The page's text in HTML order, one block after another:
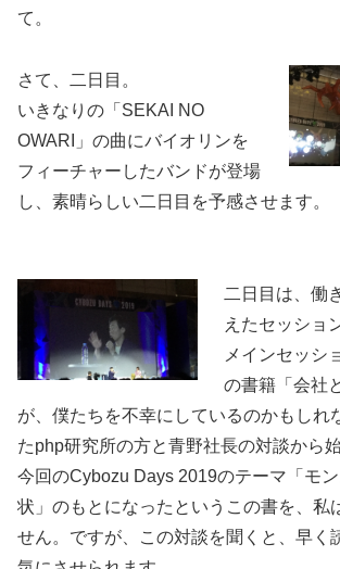
て。
さて、二日目。
いきなりの「SEKAI NO
OWARI」の曲にバイオリンを
フィーチャーしたバンドが登場
し、素晴らしい二日目を予感させます。
二日目は、働
えたセッショ
メインセッシ
の書籍「会社
が、僕たちを不幸にしているのかもしれ
たphp研究所の方と青野社長の対談から
今回のCybozu Days 2019のテーマ「モ
状」のもとになったというこの書を、私
せん。ですが、この対談を聞くと、早く